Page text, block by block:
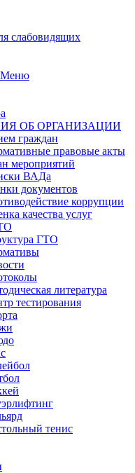
слабовидящих
Меню
ОБ ОРГАНИЗАЦИИ
граждан
правовые акты
мероприятий
ВАДа
документов
коррупции
качества услуг
ГТО
литература
тестирования
тенис